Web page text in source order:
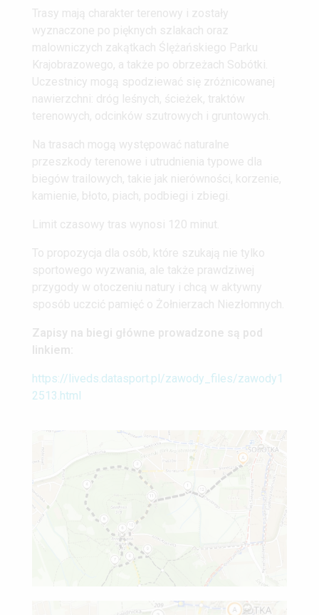
Trasy mają charakter terenowy i zostały
wyznaczone po pięknych szlakach oraz
malowniczych zakątkach Ślężańskiego Parku
Krajobrazowego, a także po obrzeżach Sobótki.
Uczestnicy mogą spodziewać się zróżnicowanej
nawierzchni: dróg leśnych, ścieżek, traktów
terenowych, odcinków szutrowych i gruntowych.
Na trasach mogą występować naturalne
przeszkody terenowe i utrudnienia typowe dla
biegów trailowych, takie jak nierówności, korzenie,
kamienie, błoto, piach, podbiegi i zbiegi.
Limit czasowy tras wynosi 120 minut.
To propozycja dla osób, które szukają nie tylko
sportowego wyzwania, ale także prawdziwej
przygody w otoczeniu natury i chcą w aktywny
sposób uczcić pamięć o Żołnierzach Niezłomnych.
Zapisy na biegi główne prowadzone są pod
linkiem:
https://liveds.datasport.pl/zawody_files/zawody1
2513.html